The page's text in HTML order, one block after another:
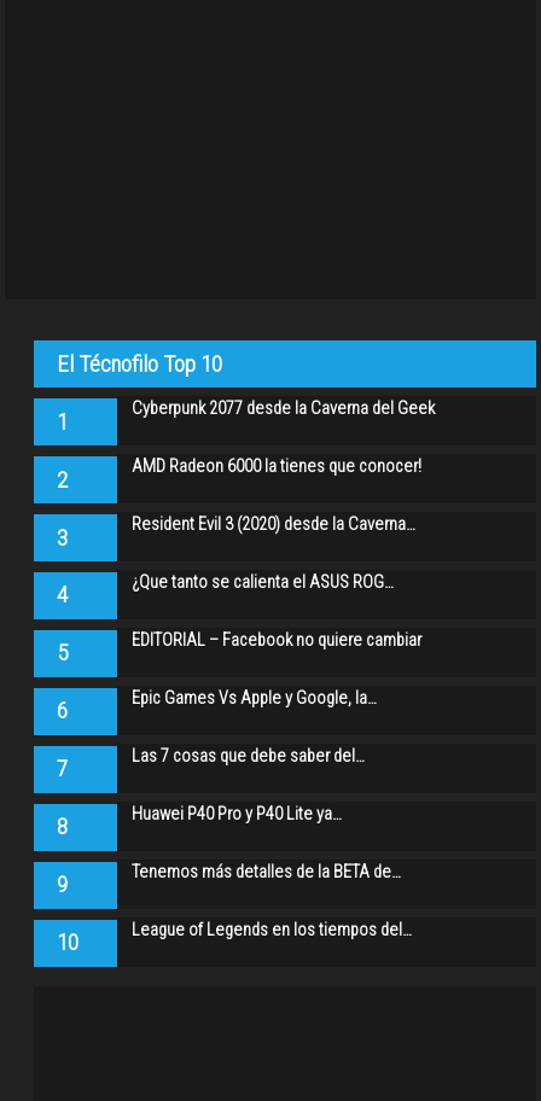
El Técnofilo Top 10
1 Cyberpunk 2077 desde la Caverna del Geek
2 AMD Radeon 6000 la tienes que conocer!
3 Resident Evil 3 (2020) desde la Caverna…
4 ¿Que tanto se calienta el ASUS ROG…
5 EDITORIAL – Facebook no quiere cambiar
6 Epic Games Vs Apple y Google, la…
7 Las 7 cosas que debe saber del…
8 Huawei P40 Pro y P40 Lite ya…
9 Tenemos más detalles de la BETA de…
10 League of Legends en los tiempos del…